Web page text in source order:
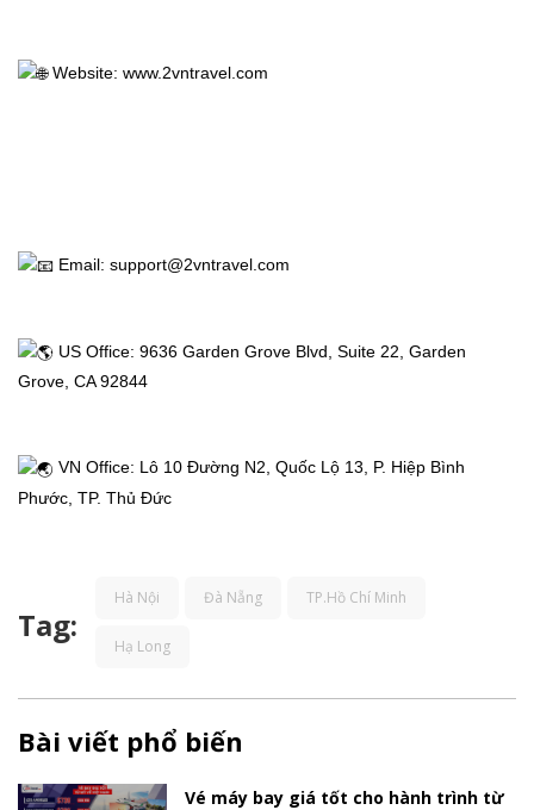
Máy
Miễn
Thực
Nam
vụ
Khuyến
mãi
Website: www.2vntravel.com
Email: support@2vntravel.com
US Office: 9636 Garden Grove Blvd, Suite 22, Garden
Grove, CA 92844
VN Office: Lô 10 Đường N2, Quốc Lộ 13, P. Hiệp Bình
Phước, TP. Thủ Đức
Tag:
Hà Nội Đà Nẵng TP.Hồ Chí Minh
Hạ Long
Bài viết phổ biến
Vé máy bay giá tốt cho hành trình từ